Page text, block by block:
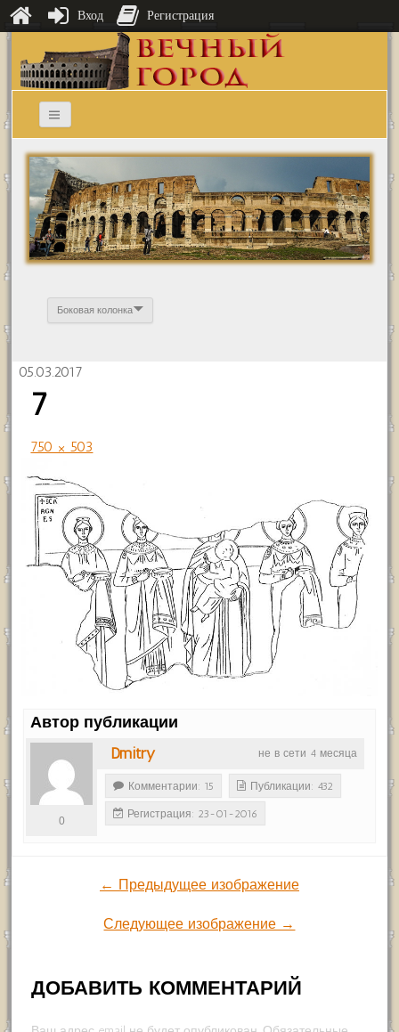
Боковая колонка
05.03.2017
7
750 × 503
Автор публикации
не в сети 4 месяца
Dmitry
0
Комментарии: 15 Публикации: 432
Регистрация: 23-01-2016
← Предыдущее изображение
Следующее изображение →
ДОБАВИТЬ КОММЕНТАРИЙ
Вход Регистрация